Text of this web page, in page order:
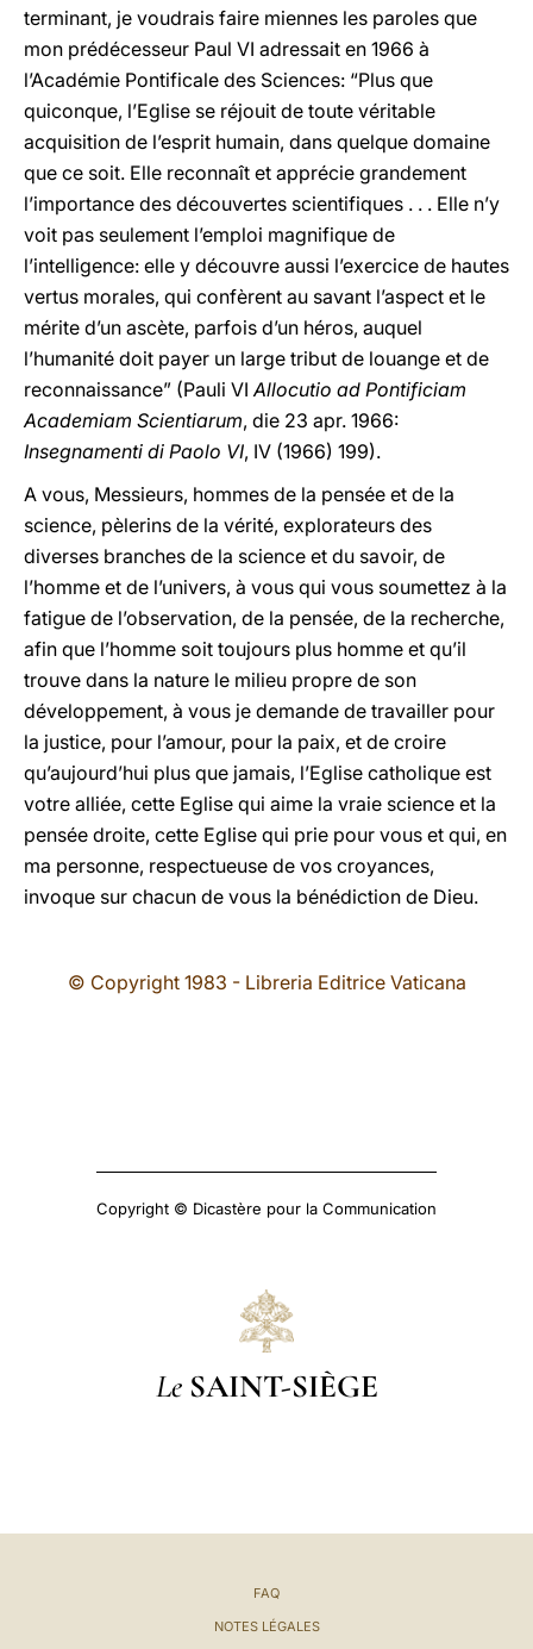
terminant, je voudrais faire miennes les paroles que
mon prédécesseur Paul VI adressait en 1966 à
l’Académie Pontificale des Sciences: “Plus que
quiconque, l’Eglise se réjouit de toute véritable
acquisition de l’esprit humain, dans quelque domaine
que ce soit. Elle reconnaît et apprécie grandement
l’importance des découvertes scientifiques . . . Elle n’y
voit pas seulement l’emploi magnifique de
l’intelligence: elle y découvre aussi l’exercice de hautes
vertus morales, qui confèrent au savant l’aspect et le
mérite d’un ascète, parfois d’un héros, auquel
l’humanité doit payer un large tribut de louange et de
reconnaissance” (Pauli VIAllocutio ad Pontificiam
Academiam Scientiarum, die 23 apr. 1966:
Insegnamenti di Paolo VI, IV (1966) 199).
A vous, Messieurs, hommes de la pensée et de la
science, pèlerins de la vérité, explorateurs des
diverses branches de la science et du savoir, de
l’homme et de l’univers, à vous qui vous soumettez à la
fatigue de l’observation, de la pensée, de la recherche,
afin que l’homme soit toujours plus homme et qu’il
trouve dans la nature le milieu propre de son
développement, à vous je demande de travailler pour
la justice, pour l’amour, pour la paix, et de croire
qu’aujourd’hui plus que jamais, l’Eglise catholique est
votre alliée, cette Eglise qui aime la vraie science et la
pensée droite, cette Eglise qui prie pour vous et qui, en
ma personne, respectueuse de vos croyances,
invoque sur chacun de vous la bénédiction de Dieu.
© Copyright 1983 - Libreria Editrice Vaticana
Copyright © Dicastère pour la Communication
Le SAINT-SIÈGE
FAQ
NOTES LÉGALES